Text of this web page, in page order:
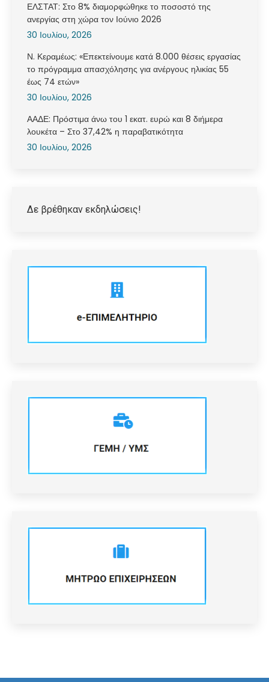
ΕΛΣΤΑΤ: Στο 8% διαμορφώθηκε το ποσοστό της
ανεργίας στη χώρα τον Ιούνιο 2026
30 Ιουλίου, 2026
Ν. Κεραμέως: «Επεκτείνουμε κατά 8.000 θέσεις εργασίας
το πρόγραμμα απασχόλησης για ανέργους ηλικίας 55
έως 74 ετών»
30 Ιουλίου, 2026
ΑΑΔΕ: Πρόστιμα άνω του 1 εκατ. ευρώ και 8 διήμερα
λουκέτα – Στο 37,42% η παραβατικότητα
30 Ιουλίου, 2026
Δε βρέθηκαν εκδηλώσεις!